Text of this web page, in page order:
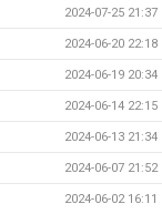
2024-07-25 21:37
2024-06-20 22:18
2024-06-19 20:34
2024-06-14 22:15
2024-06-13 21:34
2024-06-07 21:52
2024-06-02 16:11